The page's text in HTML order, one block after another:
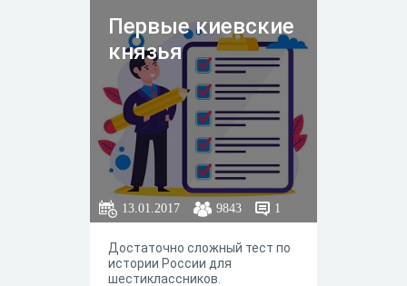
Первые киевские
князья
13.01.2017 9843 1
Достаточно сложный тест по
истории России для
шестиклассников.